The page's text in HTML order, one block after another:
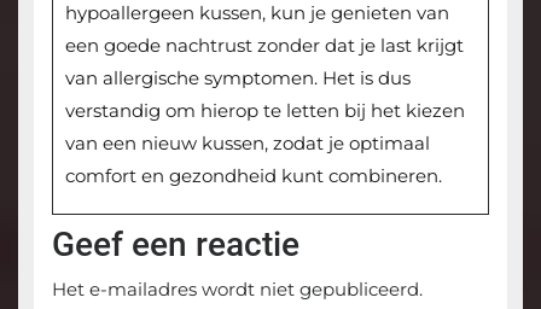
hypoallergeen kussen, kun je genieten van
een goede nachtrust zonder dat je last krijgt
van allergische symptomen. Het is dus
verstandig om hierop te letten bij het kiezen
van een nieuw kussen, zodat je optimaal
comfort en gezondheid kunt combineren.
Geef een reactie
Het e-mailadres wordt niet gepubliceerd.